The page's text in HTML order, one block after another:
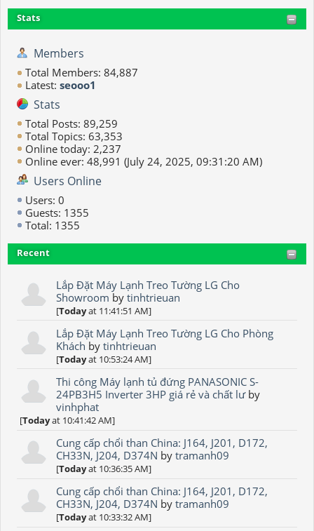
Stats
Members
Total Members: 84,887
Latest: seooo1
Stats
Total Posts: 89,259
Total Topics: 63,353
Online today: 2,237
Online ever: 48,991 (July 24, 2025, 09:31:20 AM)
Users Online
Users: 0
Guests: 1355
Total: 1355
Recent
Lắp Đặt Máy Lạnh Treo Tường LG Cho
Showroom bytinhtrieuan
[Todayat 11:41:51 AM]
Lắp Đặt Máy Lạnh Treo Tường LG Cho Phòng
Khách bytinhtrieuan
[Todayat 10:53:24 AM]
Thi công Máy lạnh tủ đứng PANASONIC S-
24PB3H5 Inverter 3HP giá rẻ và chất lưby
vinhphat
[Todayat 10:41:42 AM]
Cung cấp chổi than China: J164, J201, D172,
CH33N, J204, D374N bytramanh09
[Todayat 10:36:35 AM]
Cung cấp chổi than China: J164, J201, D172,
CH33N, J204, D374N bytramanh09
[Todayat 10:33:32 AM]